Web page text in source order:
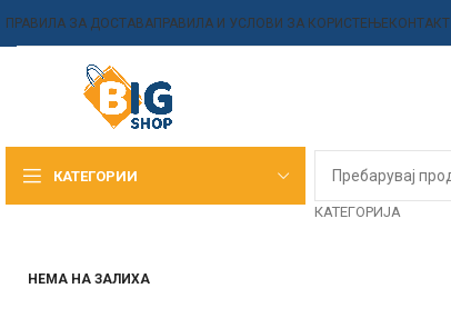
ПРАВИЛА ЗА ДОСТАВАПРАВИЛА И УСЛОВИ ЗА КОРИСТЕЊЕКОНТАКТ
КАТЕГОРИИ
КАТЕГОРИЈА
НЕМА НА ЗАЛИХА